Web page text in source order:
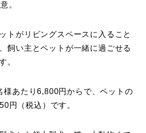
。
トがリビングスペースに入ること
飼い主とペットが一緒に過ごせる
。
様あたり6,800円からで、ペットの
円（税込）です。